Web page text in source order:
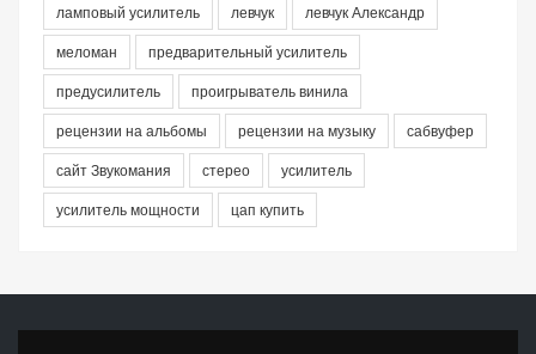
ламповый усилитель
левчук
левчук Александр
меломан
предварительный усилитель
предусилитель
проигрыватель винила
рецензии на альбомы
рецензии на музыку
сабвуфер
сайт Звукомания
стерео
усилитель
усилитель мощности
цап купить